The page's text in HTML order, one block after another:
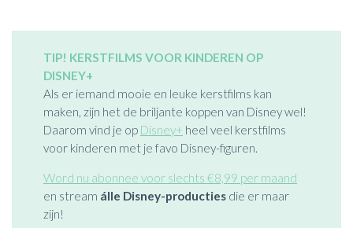
TIP! KERSTFILMS VOOR KINDEREN OP
DISNEY+
Als er iemand mooie en leuke kerstfilms kan
maken, zijn het de briljante koppen van Disney wel!
Daarom vind je op Disney+ heel veel kerstfilms
voor kinderen met je favo Disney-figuren.
Word nu abonnee voor slechts €8,99 per maand
en stream álle Disney-producties die er maar
zijn!